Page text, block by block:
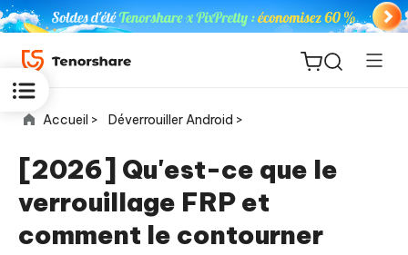
for iOS
Accueil > Déverrouiller Android >
[2026] Qu'est-ce que le
verrouillage FRP et
comment le contourner